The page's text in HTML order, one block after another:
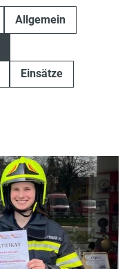
Allgemein
Einsätze